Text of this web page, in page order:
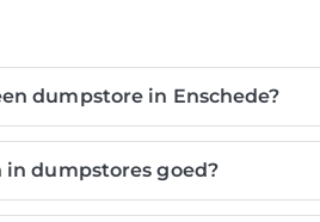
dumpstore in Enschede?
dumpstores goed?